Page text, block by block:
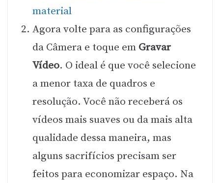
material
Agora volte para as configurações
da Câmera e toque em Gravar
Vídeo. O ideal é que você selecione
a menor taxa de quadros e
resolução. Você não receberá os
vídeos mais suaves ou da mais alta
qualidade dessa maneira, mas
alguns sacrifícios precisam ser
feitos para economizar espaço. Na